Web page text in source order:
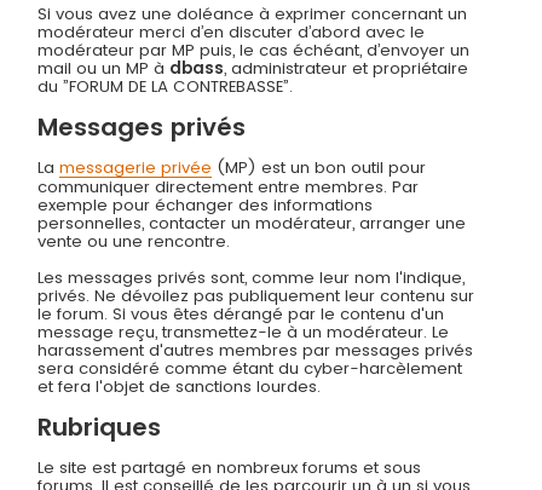
Si vous avez une doléance à exprimer concernant un
modérateur merci d’en discuter d’abord avec le
modérateur par MP puis, le cas échéant, d’envoyer un
mail ou un MP à dbass, administrateur et propriétaire
du ”FORUM DE LA CONTREBASSE”.
Messages privés
Lamessagerie privée (MP) est un bon outil pour
communiquer directement entre membres. Par
exemple pour échanger des informations
personnelles, contacter un modérateur, arranger une
vente ou une rencontre.
Les messages privés sont, comme leur nom l'indique,
privés. Ne dévoilez pas publiquement leur contenu sur
le forum. Si vous êtes dérangé par le contenu d'un
message reçu, transmettez-le à un modérateur. Le
harassement d'autres membres par messages privés
sera considéré comme étant du cyber-harcèlement
et fera l'objet de sanctions lourdes.
Rubriques
Le site est partagé en nombreux forums et sous